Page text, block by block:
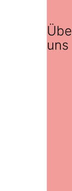
uns